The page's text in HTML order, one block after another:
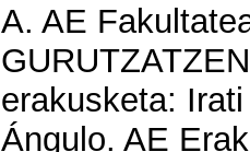
A. AE
erakusketa:
Ángulo. AE